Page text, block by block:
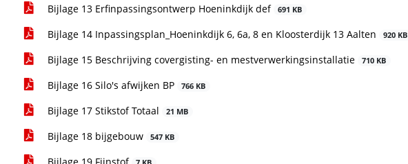
Bijlage 13 Erfinpassingsontwerp Hoeninkdijk def 691 KB
Bijlage 14 Inpassingsplan_Hoeninkdijk 6, 6a, 8 en Kloosterdijk 13 Aalten 920 KB
Bijlage 15 Beschrijving covergisting- en mestverwerkingsinstallatie 710 KB
Bijlage 16 Silo's afwijken BP 766 KB
Bijlage 17 Stikstof Totaal 21 MB
Bijlage 18 bijgebouw 547 KB